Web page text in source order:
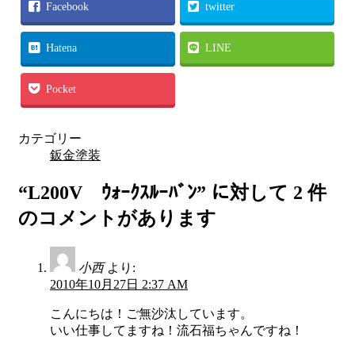
Facebook twitter
Hatena LINE
Pocket
カテゴリー
鈑金塗装
“L200V ｳｫｰｸｽﾙｰﾊﾞﾝ” に対して 2 件
のコメントがあります
小西 より:
2010年10月27日 2:37 AM
こんにちは！ご無沙汰しています。
いい仕事してますね！流石福ちゃんですね！